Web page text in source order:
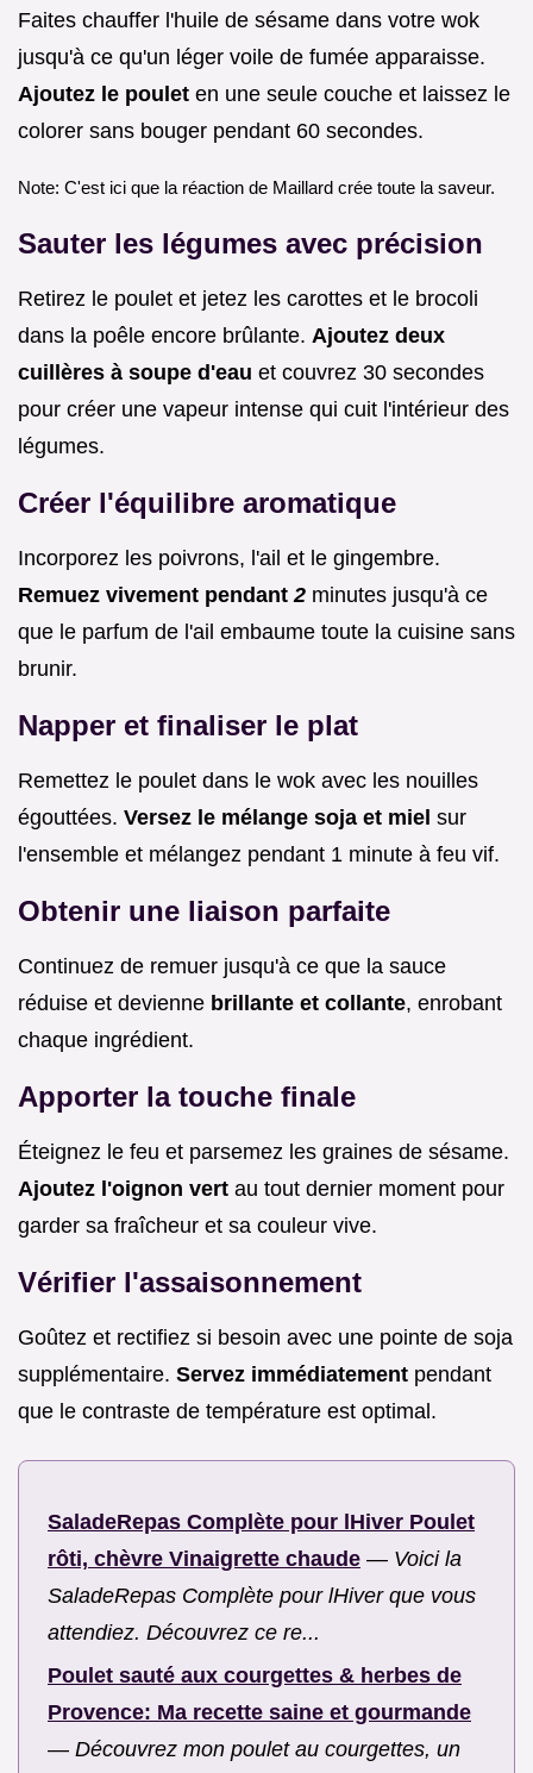
Faites chauffer l'huile de sésame dans votre wok
jusqu'à ce qu'un léger voile de fumée apparaisse.
Ajoutez le poulet en une seule couche et laissez le
colorer sans bouger pendant 60 secondes.
Note: C'est ici que la réaction de Maillard crée toute la saveur.
Sauter les légumes avec précision
Retirez le poulet et jetez les carottes et le brocoli
dans la poêle encore brûlante. Ajoutez deux
cuillères à soupe d'eau et couvrez 30 secondes
pour créer une vapeur intense qui cuit l'intérieur des
légumes.
Créer l'équilibre aromatique
Incorporez les poivrons, l'ail et le gingembre.
Remuez vivement pendant 2 minutes jusqu'à ce
que le parfum de l'ail embaume toute la cuisine sans
brunir.
Napper et finaliser le plat
Remettez le poulet dans le wok avec les nouilles
égouttées. Versez le mélange soja et miel sur
l'ensemble et mélangez pendant 1 minute à feu vif.
Obtenir une liaison parfaite
Continuez de remuer jusqu'à ce que la sauce
réduise et devienne brillante et collante, enrobant
chaque ingrédient.
Apporter la touche finale
Éteignez le feu et parsemez les graines de sésame.
Ajoutez l'oignon vert au tout dernier moment pour
garder sa fraîcheur et sa couleur vive.
Vérifier l'assaisonnement
Goûtez et rectifiez si besoin avec une pointe de soja
supplémentaire. Servez immédiatement pendant
que le contraste de température est optimal.
SaladeRepas Complète pour lHiver Poulet
rôti, chèvre Vinaigrette chaude — Voici la
SaladeRepas Complète pour lHiver que vous
attendiez. Découvrez ce re...
Poulet sauté aux courgettes & herbes de
Provence: Ma recette saine et gourmande
— Découvrez mon poulet au courgettes, un